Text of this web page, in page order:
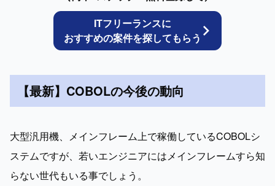
ITフリーランスに
おすすめの案件を探してもらう
【最新】COBOLの今後の動向
大型汎用機、メインフレーム上で稼働しているCOBOLシ
ステムですが、若いエンジニアにはメインフレームすら知
らない世代もいる事でしょう。